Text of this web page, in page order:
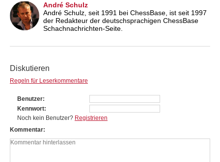
André Schulz
André Schulz, seit 1991 bei ChessBase, ist seit 1997
der Redakteur der deutschsprachigen ChessBase
Schachnachrichten-Seite.
Diskutieren
Regeln für Leserkommentare
Benutzer
Kennwort
Noch kein Benutzer? Registrieren
Kommentar